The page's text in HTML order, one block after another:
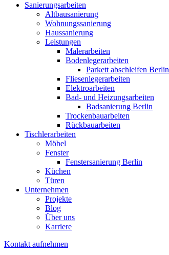
Sanierungsarbeiten
Altbausanierung
Wohnungssanierung
Haussanierung
Leistungen
Malerarbeiten
Bodenlegerarbeiten
Parkett abschleifen Berlin
Fliesenlegerarbeiten
Elektroarbeiten
Bad- und Heizungsarbeiten
Badsanierung Berlin
Trockenbauarbeiten
Rückbauarbeiten
Tischlerarbeiten
Möbel
Fenster
Fenstersanierung Berlin
Küchen
Türen
Unternehmen
Projekte
Blog
Über uns
Karriere
Kontakt aufnehmen